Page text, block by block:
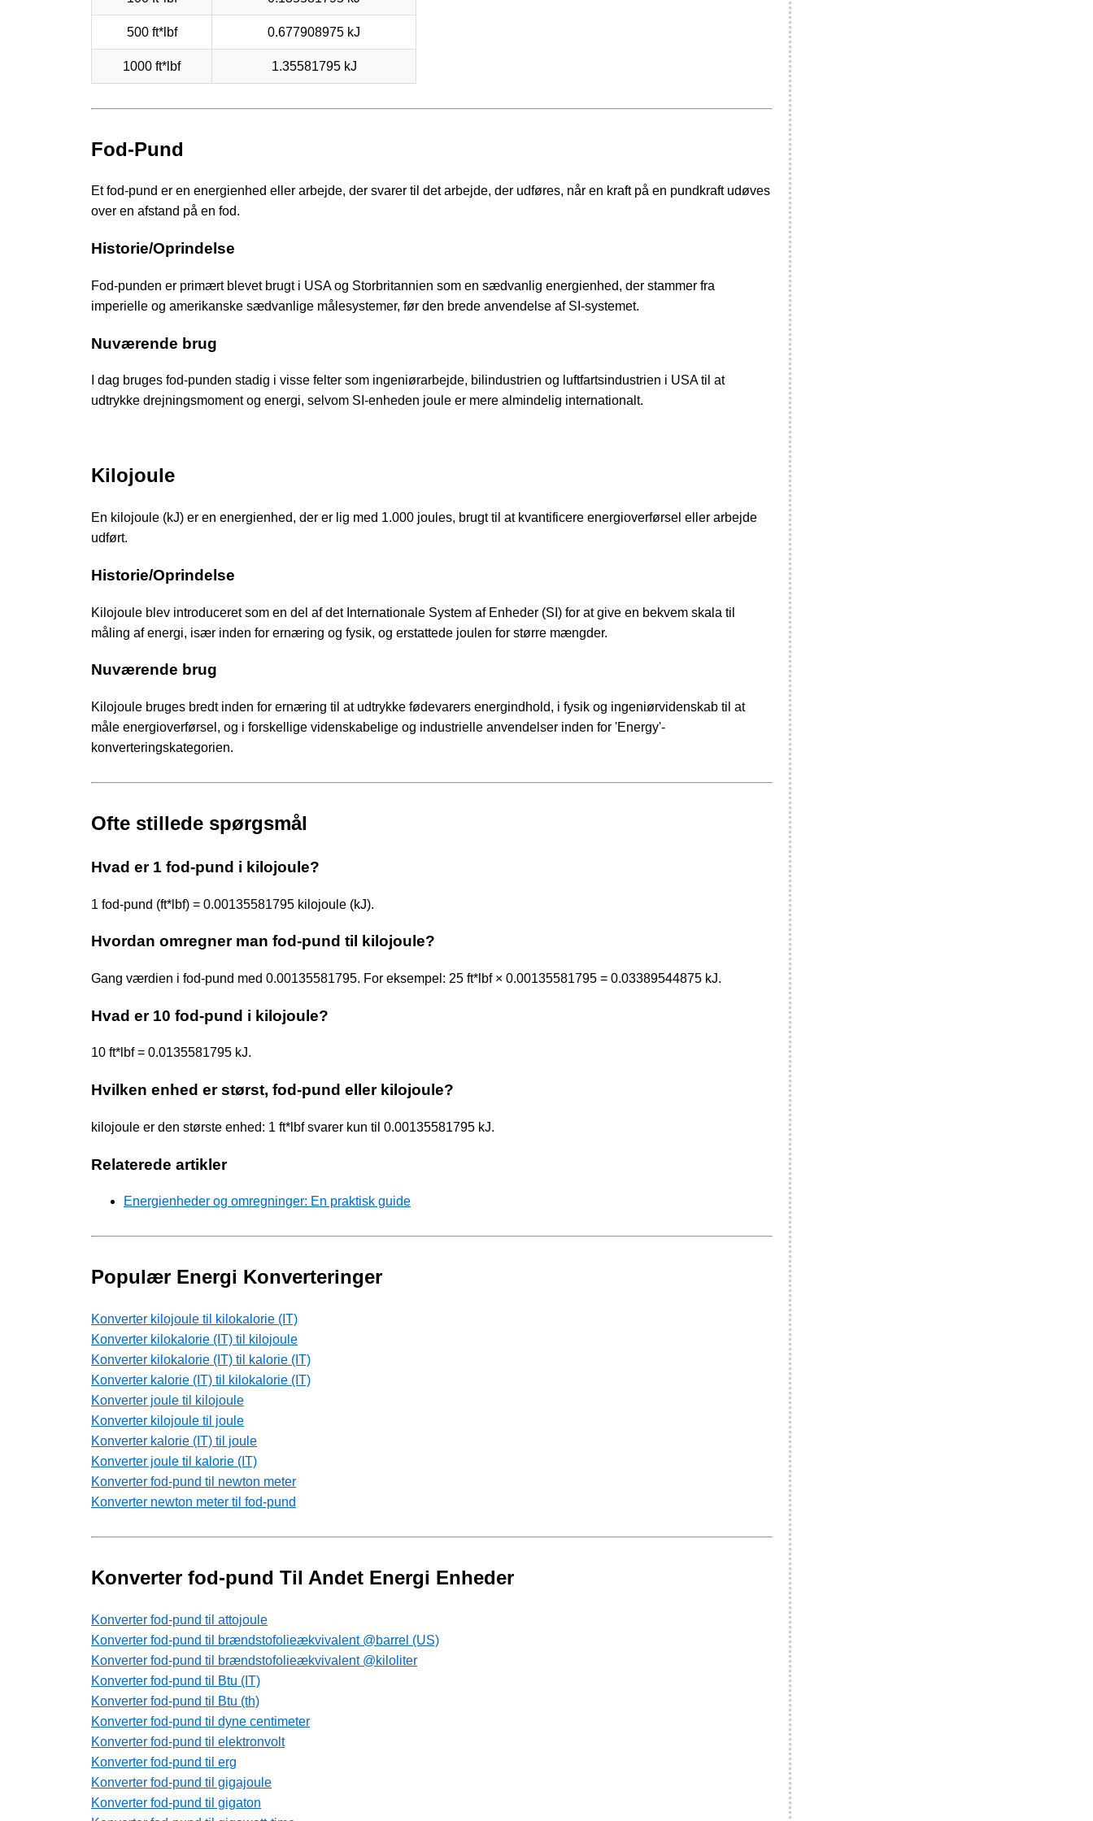
500 ft*lbf 0.677908975 kJ
1000 ft*lbf 1.35581795 kJ
Fod-Pund
Et fod-pund er en energienhed eller arbejde, der svarer til det arbejde, der udføres, når en kraft på en pundkraft udøves
over en afstand på en fod.
Historie/Oprindelse
Fod-punden er primært blevet brugt i USA og Storbritannien som en sædvanlig energienhed, der stammer fra
imperielle og amerikanske sædvanlige målesystemer, før den brede anvendelse af SI-systemet.
Nuværende brug
I dag bruges fod-punden stadig i visse felter som ingeniørarbejde, bilindustrien og luftfartsindustrien i USA til at
udtrykke drejningsmoment og energi, selvom SI-enheden joule er mere almindelig internationalt.
Kilojoule
En kilojoule (kJ) er en energienhed, der er lig med 1.000 joules, brugt til at kvantificere energioverførsel eller arbejde
udført.
Historie/Oprindelse
Kilojoule blev introduceret som en del af det Internationale System af Enheder (SI) for at give en bekvem skala til
måling af energi, især inden for ernæring og fysik, og erstattede joulen for større mængder.
Nuværende brug
Kilojoule bruges bredt inden for ernæring til at udtrykke fødevarers energindhold, i fysik og ingeniørvidenskab til at
måle energioverførsel, og i forskellige videnskabelige og industrielle anvendelser inden for 'Energy'-
konverteringskategorien.
Ofte stillede spørgsmål
Hvad er 1 fod-pund i kilojoule?
1 fod-pund (ft*lbf) = 0.00135581795 kilojoule (kJ).
Hvordan omregner man fod-pund til kilojoule?
Gang værdien i fod-pund med 0.00135581795. For eksempel: 25 ft*lbf × 0.00135581795 = 0.03389544875 kJ.
Hvad er 10 fod-pund i kilojoule?
10 ft*lbf = 0.0135581795 kJ.
Hvilken enhed er størst, fod-pund eller kilojoule?
kilojoule er den største enhed: 1 ft*lbf svarer kun til 0.00135581795 kJ.
Relaterede artikler
Energienheder og omregninger: En praktisk guide
Populær Energi Konverteringer
Konverter kilojoule til kilokalorie (IT)
Konverter kilokalorie (IT) til kilojoule
Konverter kilokalorie (IT) til kalorie (IT)
Konverter kalorie (IT) til kilokalorie (IT)
Konverter joule til kilojoule
Konverter kilojoule til joule
Konverter kalorie (IT) til joule
Konverter joule til kalorie (IT)
Konverter fod-pund til newton meter
Konverter newton meter til fod-pund
Konverter fod-pund Til Andet Energi Enheder
Konverter fod-pund til attojoule
Konverter fod-pund til brændstofolieækvivalent @barrel (US)
Konverter fod-pund til brændstofolieækvivalent @kiloliter
Konverter fod-pund til Btu (IT)
Konverter fod-pund til Btu (th)
Konverter fod-pund til dyne centimeter
Konverter fod-pund til elektronvolt
Konverter fod-pund til erg
Konverter fod-pund til gigajoule
Konverter fod-pund til gigaton